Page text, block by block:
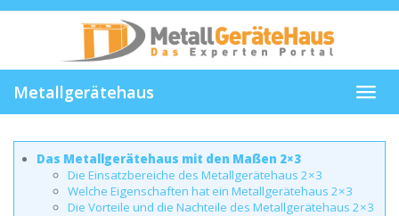
Skip
Metallgerätehaus
Das Metallgerätehaus mit den Maßen 2×3
Die Einsatzbereiche des Metallgerätehaus 2×3
Welche Eigenschaften hat ein Metallgerätehaus 2×3
Die Vorteile und die Nachteile des Metallgerätehaus 2×3